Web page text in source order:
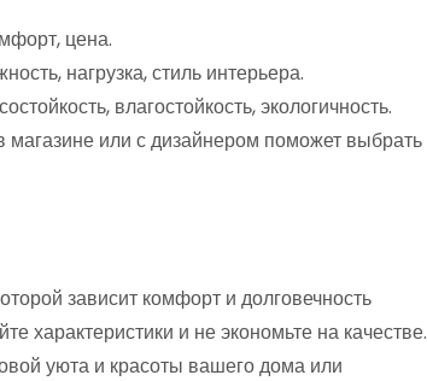
цена.
нагрузка, стиль интерьера.
влагостойкость, экологичность.
магазине или с дизайнером поможет выбрать
зависит комфорт и долговечность
характеристики и не экономьте на качестве.
уюта и красоты вашего дома или